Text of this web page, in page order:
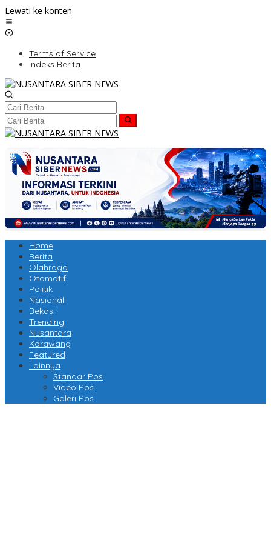
Lewati ke konten
Terms of Service
Indeks Berita
Home
Berita
Olahraga
Otomatif
Politik
Nasional
Bekasi
Trending
Nusantara
Karawang
Featured
Lainnya
Standar Pos
Video Pos
Galeri Pos